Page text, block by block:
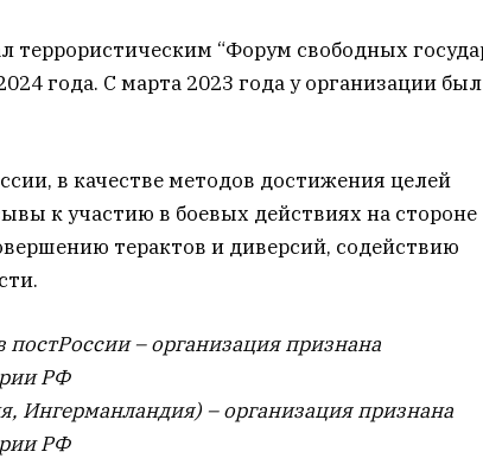
террористическим “Форум свободных
года. С марта 2023 года у организации был
в качестве методов достижения целей
к участию в боевых действиях на стороне
терактов и диверсий, содействию
постРоссии – организация признана
РФ
Ингерманландия) – организация признана
РФ